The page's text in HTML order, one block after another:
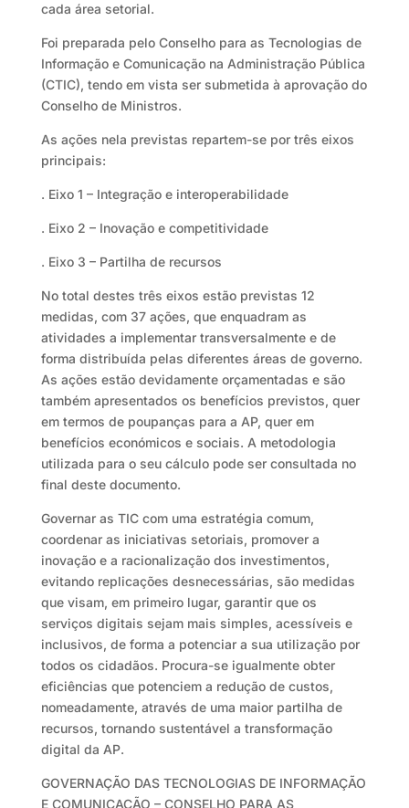
cada área setorial.
Foi preparada pelo Conselho para as Tecnologias de
Informação e Comunicação na Administração Pública
(CTIC), tendo em vista ser submetida à aprovação do
Conselho de Ministros.
As ações nela previstas repartem-se por três eixos
principais:
. Eixo 1 – Integração e interoperabilidade
. Eixo 2 – Inovação e competitividade
. Eixo 3 – Partilha de recursos
No total destes três eixos estão previstas 12
medidas, com 37 ações, que enquadram as
atividades a implementar transversalmente e de
forma distribuída pelas diferentes áreas de governo.
As ações estão devidamente orçamentadas e são
também apresentados os benefícios previstos, quer
em termos de poupanças para a AP, quer em
benefícios económicos e sociais. A metodologia
utilizada para o seu cálculo pode ser consultada no
final deste documento.
Governar as TIC com uma estratégia comum,
coordenar as iniciativas setoriais, promover a
inovação e a racionalização dos investimentos,
evitando replicações desnecessárias, são medidas
que visam, em primeiro lugar, garantir que os
serviços digitais sejam mais simples, acessíveis e
inclusivos, de forma a potenciar a sua utilização por
todos os cidadãos. Procura-se igualmente obter
eficiências que potenciem a redução de custos,
nomeadamente, através de uma maior partilha de
recursos, tornando sustentável a transformação
digital da AP.
GOVERNAÇÃO DAS TECNOLOGIAS DE INFORMAÇÃO
E COMUNICAÇÃO – CONSELHO PARA AS